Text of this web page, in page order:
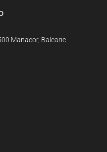
Manacor, Balearic